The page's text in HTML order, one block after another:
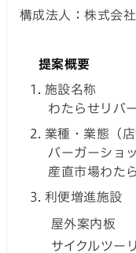
構成法人：株式会
提案概要
施設名称
わたらせリバ
業種・業態（店
バーガーショ
産直市場わた
利便増進施設
屋外案内板
サイクルツー